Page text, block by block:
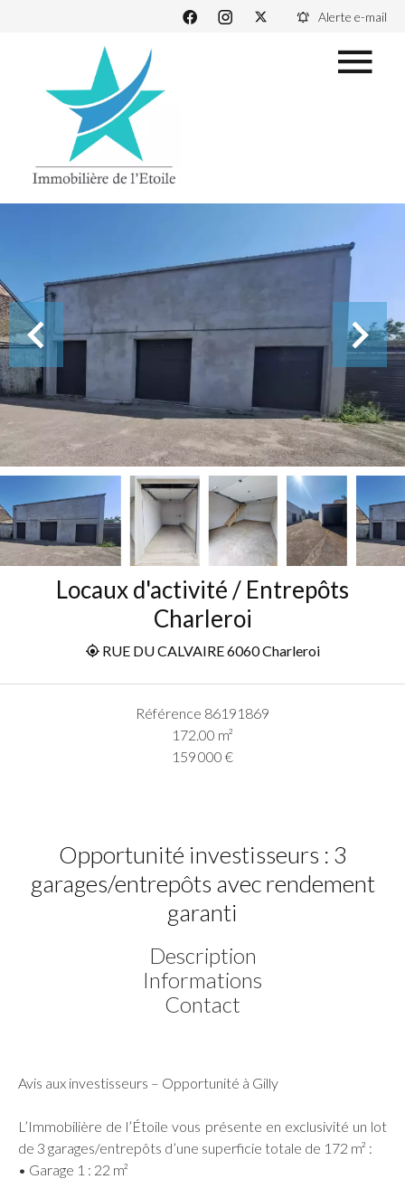
Alerte e-mail
Locaux d'activité / Entrepôts
Charleroi
RUE DU CALVAIRE 6060 Charleroi
Référence 86191869
172.00 m²
159 000 €
Opportunité investisseurs : 3
garages/entrepôts avec rendement
garanti
Description
Informations
Contact
Avis aux investisseurs – Opportunité à Gilly
L’Immobilière de l’Étoile vous présente en exclusivité un lot
de 3 garages/entrepôts d’une superficie totale de 172 m² :
• Garage 1 : 22 m²